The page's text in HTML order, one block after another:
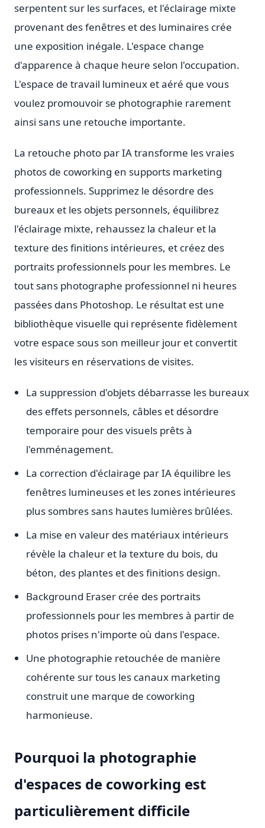
serpentent sur les surfaces, et l'éclairage mixte
provenant des fenêtres et des luminaires crée
une exposition inégale. L'espace change
d'apparence à chaque heure selon l'occupation.
L'espace de travail lumineux et aéré que vous
voulez promouvoir se photographie rarement
ainsi sans une retouche importante.
La retouche photo par IA transforme les vraies
photos de coworking en supports marketing
professionnels. Supprimez le désordre des
bureaux et les objets personnels, équilibrez
l'éclairage mixte, rehaussez la chaleur et la
texture des finitions intérieures, et créez des
portraits professionnels pour les membres. Le
tout sans photographe professionnel ni heures
passées dans Photoshop. Le résultat est une
bibliothèque visuelle qui représente fidèlement
votre espace sous son meilleur jour et convertit
les visiteurs en réservations de visites.
La suppression d'objets débarrasse les bureaux
des effets personnels, câbles et désordre
temporaire pour des visuels prêts à
l'emménagement.
La correction d'éclairage par IA équilibre les
fenêtres lumineuses et les zones intérieures
plus sombres sans hautes lumières brûlées.
La mise en valeur des matériaux intérieurs
révèle la chaleur et la texture du bois, du
béton, des plantes et des finitions design.
Background Eraser crée des portraits
professionnels pour les membres à partir de
photos prises n'importe où dans l'espace.
Une photographie retouchée de manière
cohérente sur tous les canaux marketing
construit une marque de coworking
harmonieuse.
Pourquoi la photographie
d'espaces de coworking est
particulièrement difficile